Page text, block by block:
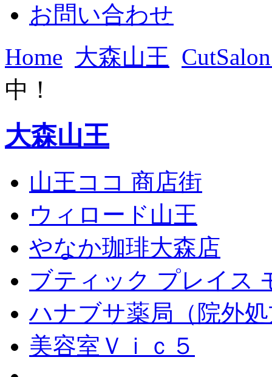
お問い合わせ
Home 大森山王
中！
大森山王
山王ココ 商店街
ウィロード山王
やなか珈琲大森店
ブティック プレイス
ハナブサ薬局（院外
美容室Ｖｉｃ５